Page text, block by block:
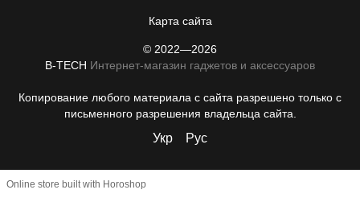
Карта сайта
© 2022—2026
B-TECH Интернет-магазин гаджетов и аксессуаров
Копирование любого материала с сайта разрешено только с
письменного разрешения владельца сайта.
Укр Рус
Online store built with Horoshop